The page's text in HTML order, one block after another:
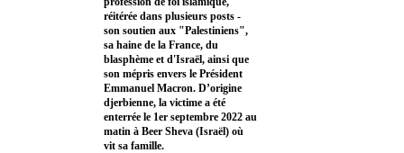
réitérée dans plusieurs posts -
son soutien aux "Palestiniens",
sa haine de la France, du
blasphème et d'Israël, ainsi que
son mépris envers le Président
Emmanuel Macron. D’origine
djerbienne, la victime a été
enterrée le 1er septembre 2022 au
matin à Beer Sheva (Israël) où
vit sa famille.